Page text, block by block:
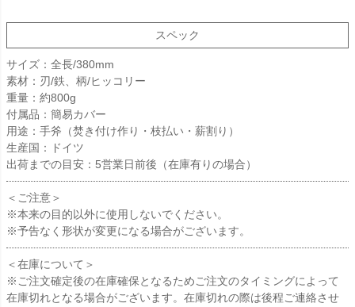
スペック
サイズ：全長/380mm
素材：刃/鉄、柄/ヒッコリー
重量：約800g
付属品：簡易カバー
用途：手斧（焚き付け作り・枝払い・薪割り）
生産国：ドイツ
出荷までの目安：5営業日前後（在庫有りの場合）
＜ご注意＞
※本来の目的以外に使用しないでください。
※予告なく形状が変更になる場合がございます。
＜在庫について＞
※ご注文確定後の在庫確保となるためご注文のタイミングによって
在庫切れとなる場合がございます。在庫切れの際は後程ご連絡させ